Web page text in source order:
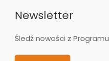
Newsletter
Śledź nowości z Programu